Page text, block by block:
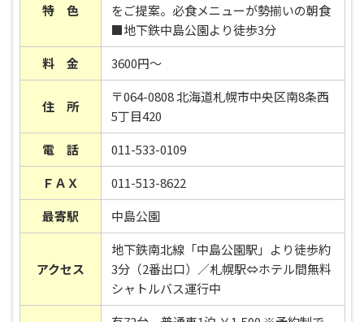
特 色
をご提案。必食メニューが勢揃いの朝食
■地下鉄中島公園より徒歩3分
料 金
3600円～
住 所
〒064-0808 北海道札幌市中央区南8条西
5丁目420
電 話
011-533-0109
ＦＡＸ
011-513-8622
最寄駅
中島公園
アクセス
地下鉄南北線「中島公園駅」より徒歩約
3分（2番出口）／札幌駅⇔ホテル間無料
シャトルバス運行中